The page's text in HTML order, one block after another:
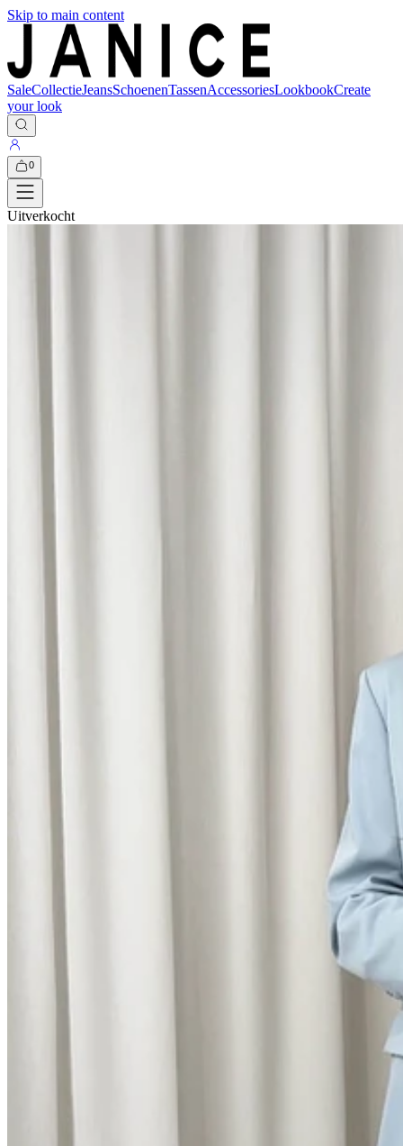
Skip to main content
SaleCollectieJeansSchoenenTassenAccessoriesLookbookCreate
your look
0
Uitverkocht